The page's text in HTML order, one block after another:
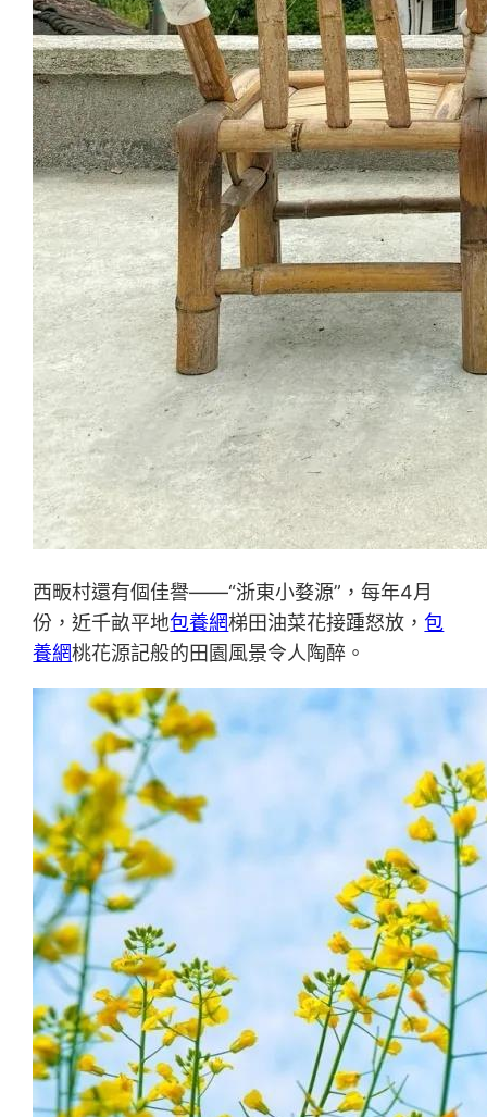
西畈村還有個佳譽——“浙東小婺源”，每年4月
份，近千畝平地包養網梯田油菜花接踵怒放，包
養網桃花源記般的田園風景令人陶醉。